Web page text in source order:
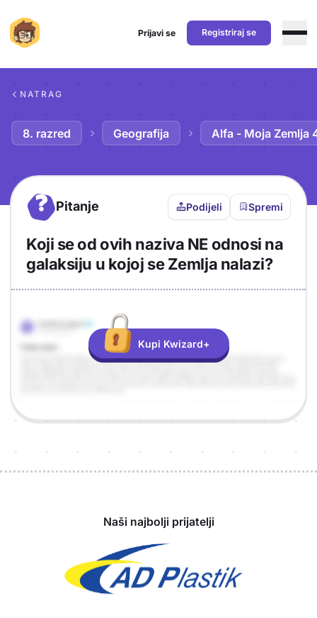
Prijavi se Registriraj se
NATRAG
8. razred Geografija Alfa - Moja Zemlja
? Pitanje Podijeli Spremi
Koji se od ovih naziva NE odnosi na
galaksiju u kojoj se Zemlja nalazi?
Odgovor
Objašnjenje
Kupi Kwizard+
Naši najbolji prijatelji